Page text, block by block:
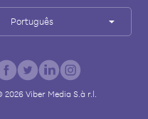
Português
2026Viber Media S.à r.l.